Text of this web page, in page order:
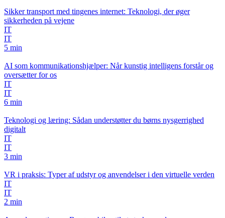
Sikker transport med tingenes internet: Teknologi, der øger
sikkerheden på vejene
IT
IT
5 min
AI som kommunikationshjælper: Når kunstig intelligens forstår og
oversætter for os
IT
IT
6 min
Teknologi og læring: Sådan understøtter du børns nysgerrighed
digitalt
IT
IT
3 min
VR i praksis: Typer af udstyr og anvendelser i den virtuelle verden
IT
IT
2 min